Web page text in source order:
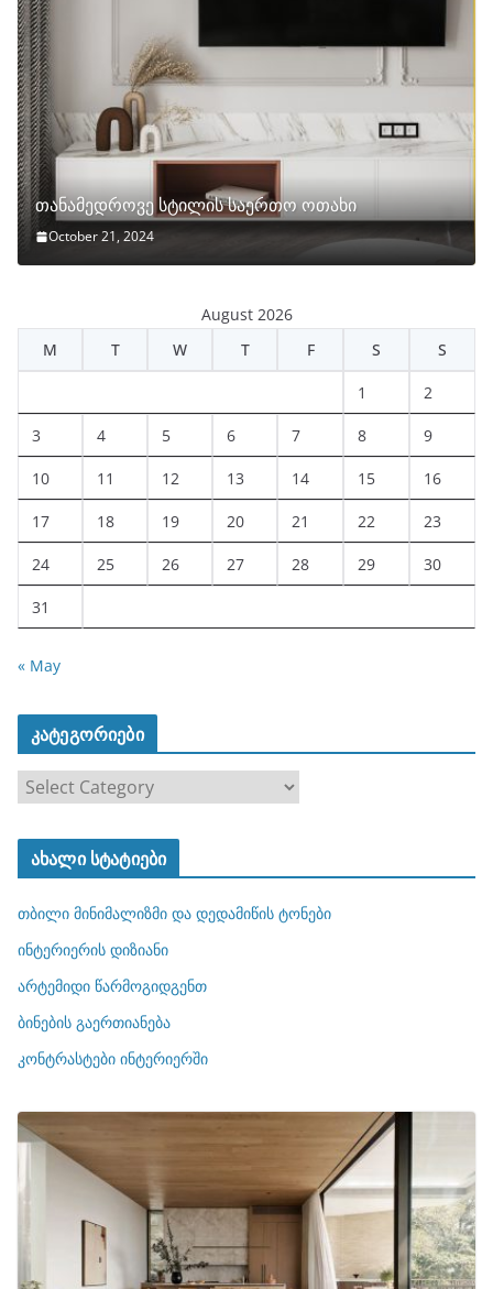
თანამედროვე სტილის საერთო ოთახი
October 21, 2024
August 2026
M
T W T F S S
1 2
3 4 5 6 7 8 9
10 11 12 13 14 15 16
17 18 19 20 21 22 23
24 25 26 27 28 29 30
31
« May
კატეგორიები
ტ
ო
რ
ბ
ი
ახალი სტატიები
თბილი მინიმალიზმი და დედამიწის ტონები
ინტერიერის დიზიანი
არტემიდი წარმოგიდგენთ
ბინების გაერთიანება
კონტრასტები ინტერიერში